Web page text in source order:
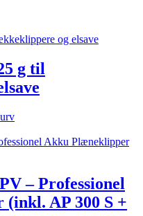
g til
– Professionel
AP 300 S +